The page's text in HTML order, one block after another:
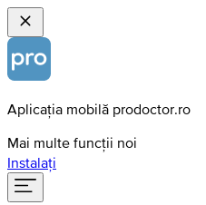
Aplicația mobilă prodoctor.ro
Mai multe funcții noi
Instalați